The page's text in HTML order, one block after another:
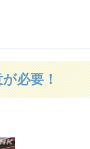
必要！